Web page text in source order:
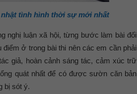
nhật tình hình thời sự mới nhất
nghị luận xã hội, từng bước làm bài đối
ở trong bài thi nên các em cần phải
giả, hoàn cảnh sáng tác, cảm xúc trữ
quát nhất để có được sườn căn bản
bị sót ý.